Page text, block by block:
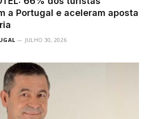
a Portugal e aceleram aposta
JULHO 30, 2026